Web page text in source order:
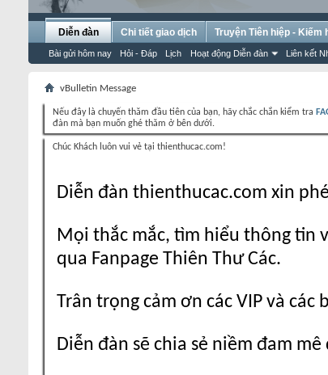
Diễn đàn
Bài gửi hôm nay Hỏi - Đáp Lịch Hoạt động Diễn đàn Liên kết
Chi tiết giao dịch Truyện Tiên hiệp - Kiếm
vBulletin Message
Nếu đây là chuyến thăm đầu tiên của bạn, hãy chắc chắn kiểm tra
đàn mà bạn muốn ghé thăm ở bên dưới.
Chúc Khách luôn vui vẻ tại thienthucac.com!
Diễn đàn thienthucac.com xin
Mọi thắc mắc, tìm hiểu thông tin
qua Fanpage Thiên Thư Các.
Trân trọng cảm ơn các VIP và
Diễn đàn sẽ chia sẻ niềm đam